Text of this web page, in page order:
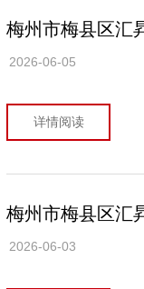
梅州市梅县区汇
2026-06-05
详情阅读
梅州市梅县区汇
2026-06-03